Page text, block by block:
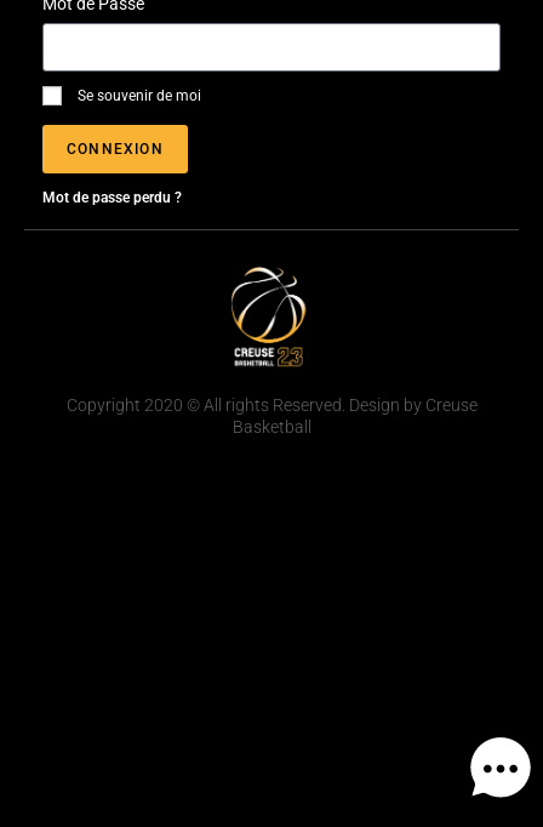
Mot de Passe
Se souvenir de moi
CONNEXION
Mot de passe perdu ?
Copyright 2020 © All rights Reserved. Design by Creuse
Basketball